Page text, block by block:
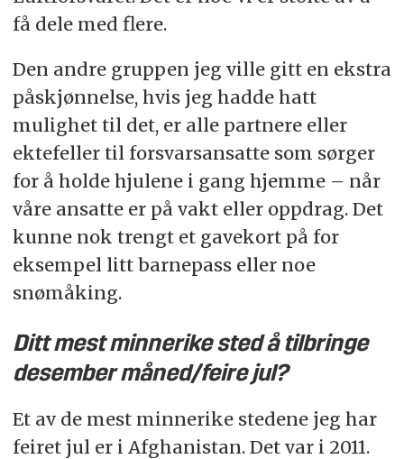
få dele med flere.
Den andre gruppen jeg ville gitt en ekstra
påskjønnelse, hvis jeg hadde hatt
mulighet til det, er alle partnere eller
ektefeller til forsvarsansatte som sørger
for å holde hjulene i gang hjemme – når
våre ansatte er på vakt eller oppdrag. Det
kunne nok trengt et gavekort på for
eksempel litt barnepass eller noe
snømåking.
Ditt mest minnerike sted å tilbringe
desember måned/feire jul?
Et av de mest minnerike stedene jeg har
feiret jul er i Afghanistan. Det var i 2011.